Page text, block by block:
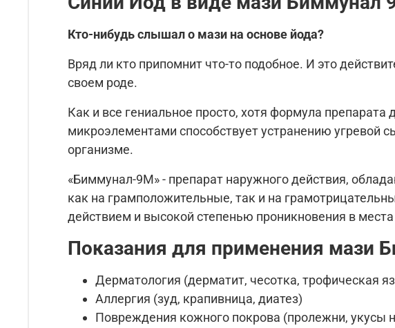
Кто-нибудь слышал о мази на основе йода?
Вряд ли кто припомнит что-то подобное. И это
своем роде.
Как и все гениальное просто, хотя формула
микроэлементами способствует устранению
организме.
«Биммунал-9М» - препарат наружного действия,
как на грамположительные, так и на
действием и высокой степенью проникновения в
Показания для применения мази
Дерматология (дерматит, чесотка, трофическая
Аллергия (зуд, крапивница, диатез)
Повреждения кожного покрова (пролежни, укусы